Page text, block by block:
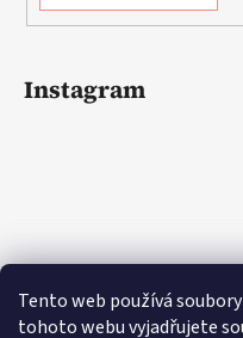
Tento web používá
tohoto webu vyjadřujete
Instagram